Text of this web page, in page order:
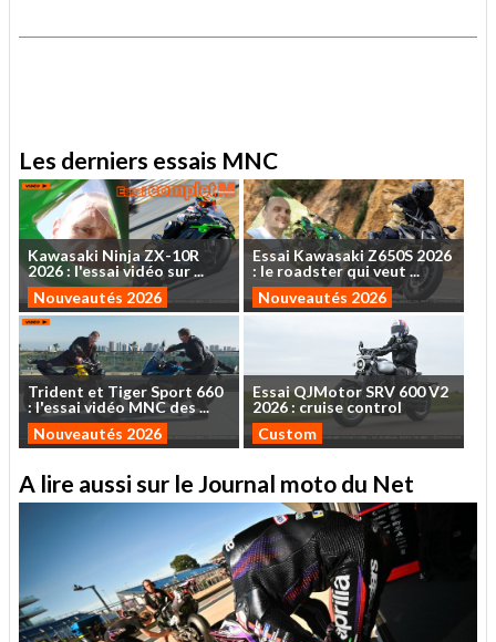
Les derniers essais MNC
Kawasaki NinjaZX-10R
2026: l'essaividéo sur...
Nouveautés 2026
Essai Kawasaki Z650S 2026
: le roadsterquiveut ...
Nouveautés 2026
Trident et TigerSport 660
: l'essaividéo MNCdes...
Nouveautés 2026
EssaiQJMotorSRV 600V2
2026 : cruise control
Custom
A lire aussi sur le Journal moto du Net